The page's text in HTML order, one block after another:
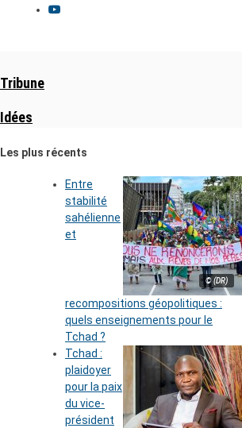
Tribune
Idées
Les plus récents
© (DR)
Entre
stabilité
sahélienne
et
recompositions géopolitiques :
quels enseignements pour le
Tchad ?
Tchad :
plaidoyer
pour la paix
du vice-
président